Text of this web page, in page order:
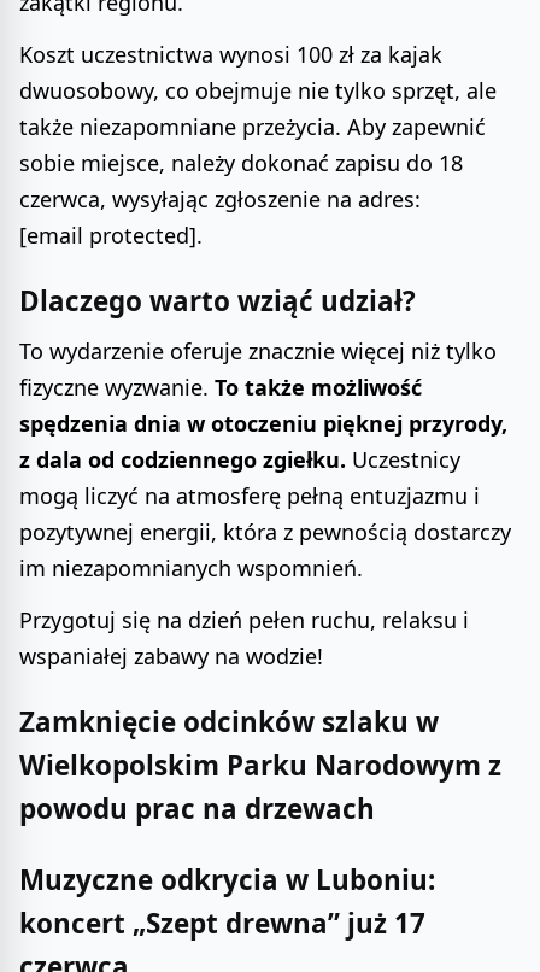
Koszt uczestnictwa wynosi 100 zł za kajak
dwuosobowy, co obejmuje nie tylko sprzęt, ale
także niezapomniane przeżycia. Aby zapewnić
sobie miejsce, należy dokonać zapisu do 18
czerwca, wysyłając zgłoszenie na adres:
[email protected].
Dlaczego warto wziąć udział?
To wydarzenie oferuje znacznie więcej niż tylko
fizyczne wyzwanie. To także możliwość
spędzenia dnia w otoczeniu pięknej przyrody,
z dala od codziennego zgiełku. Uczestnicy
mogą liczyć na atmosferę pełną entuzjazmu i
pozytywnej energii, która z pewnością dostarczy
im niezapomnianych wspomnień.
Przygotuj się na dzień pełen ruchu, relaksu i
wspaniałej zabawy na wodzie!
Zamknięcie odcinków szlaku w
Wielkopolskim Parku Narodowym z
powodu prac na drzewach
Muzyczne odkrycia w Luboniu:
koncert „Szept drewna” już 17